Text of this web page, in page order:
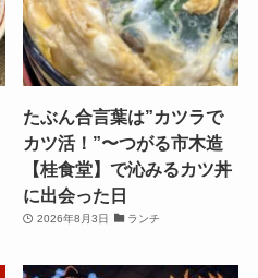
たぶん合言葉は”カツラで
カツ活！”〜つがる市木造
【桂食堂】で沁みるカツ丼
に出会った日
2026年8月3日 ランチ